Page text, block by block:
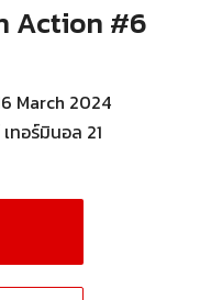
Action #6
March 2024
ทอร์มินอล 21